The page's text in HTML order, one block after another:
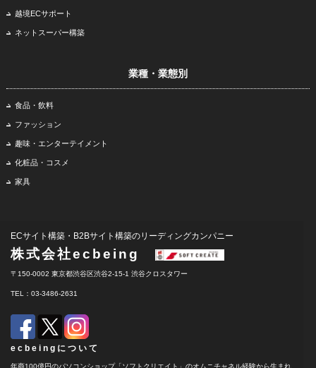
越境ECサポート
ネットスーパー構築
業種・業態別
食品・飲料
ファッション
趣味・エンターテイメント
化粧品・コスメ
家具
ECサイト構築・B2Bサイト構築のリーディングカンパニー
株式会社ecbeing
〒150-0002 東京都渋谷区渋谷2-15-1 渋谷クロスタワー
TEL：03-3486-2631
ecbeingについて
年商100億円のパソコンショップ「ソフトクリエイト」のオムニチャネル経験から生まれ